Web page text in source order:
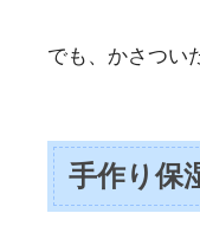
でも、かさつい
手作り保